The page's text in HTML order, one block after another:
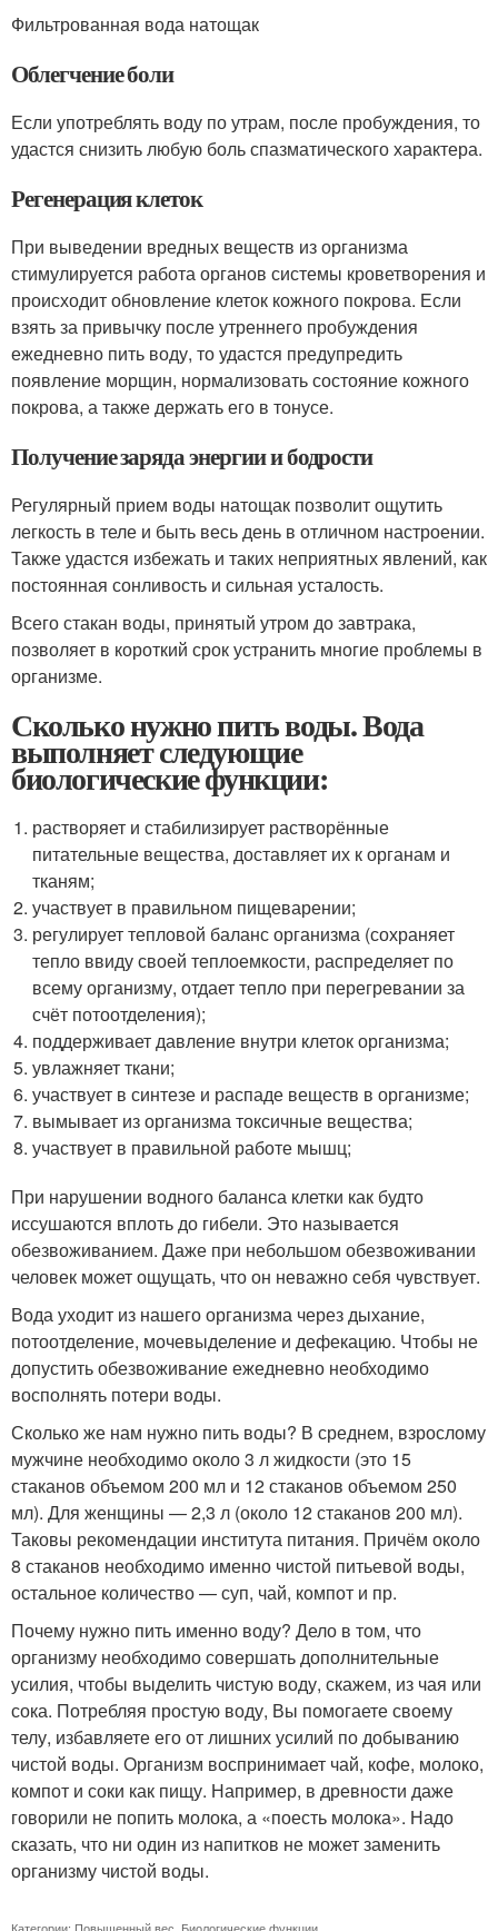
Фильтрованная вода натощак
Облегчение боли
Если употреблять воду по утрам, после пробуждения, то
удастся снизить любую боль спазматического характера.
Регенерация клеток
При выведении вредных веществ из организма
стимулируется работа органов системы кроветворения и
происходит обновление клеток кожного покрова. Если
взять за привычку после утреннего пробуждения
ежедневно пить воду, то удастся предупредить
появление морщин, нормализовать состояние кожного
покрова, а также держать его в тонусе.
Получение заряда энергии и бодрости
Регулярный прием воды натощак позволит ощутить
легкость в теле и быть весь день в отличном настроении.
Также удастся избежать и таких неприятных явлений, как
постоянная сонливость и сильная усталость.
Всего стакан воды, принятый утром до завтрака,
позволяет в короткий срок устранить многие проблемы в
организме.
Сколько нужно пить воды. Вода
выполняет следующие
биологические функции:
растворяет и стабилизирует растворённые
питательные вещества, доставляет их к органам и
тканям;
участвует в правильном пищеварении;
регулирует тепловой баланс организма (сохраняет
тепло ввиду своей теплоемкости, распределяет по
всему организму, отдает тепло при перегревании за
счёт потоотделения);
поддерживает давление внутри клеток организма;
увлажняет ткани;
участвует в синтезе и распаде веществ в организме;
вымывает из организма токсичные вещества;
участвует в правильной работе мышц;
При нарушении водного баланса клетки как будто
иссушаются вплоть до гибели. Это называется
обезвоживанием. Даже при небольшом обезвоживании
человек может ощущать, что он неважно себя чувствует.
Вода уходит из нашего организма через дыхание,
потоотделение, мочевыделение и дефекацию. Чтобы не
допустить обезвоживание ежедневно необходимо
восполнять потери воды.
Сколько же нам нужно пить воды? В среднем, взрослому
мужчине необходимо около 3 л жидкости (это 15
стаканов объемом 200 мл и 12 стаканов объемом 250
мл). Для женщины — 2,3 л (около 12 стаканов 200 мл).
Таковы рекомендации института питания. Причём около
8 стаканов необходимо именно чистой питьевой воды,
остальное количество — суп, чай, компот и пр.
Почему нужно пить именно воду? Дело в том, что
организму необходимо совершать дополнительные
усилия, чтобы выделить чистую воду, скажем, из чая или
сока. Потребляя простую воду, Вы помогаете своему
телу, избавляете его от лишних усилий по добыванию
чистой воды. Организм воспринимает чай, кофе, молоко,
компот и соки как пищу. Например, в древности даже
говорили не попить молока, а «поесть молока». Надо
сказать, что ни один из напитков не может заменить
организму чистой воды.